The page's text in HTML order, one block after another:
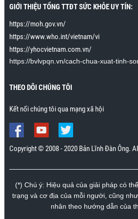
trong bài cách để cho cô ấy lên
dài khoảnh khắc lên đỉnh 15
được tới 15 phút lên đỉnh liên tiếp,
dài tới khoảng 30 giây. Trước đây
kéo dài trong vài giây. Cảm
nhiều.”
GIỚI THIỆU TỔNG TTĐT SỨC KHỎE UY TÍN:
https://moh.gov.vn/
https://www.who.int/vietnam/vi
https://yhocvietnam.com.vn/
https://bvlvpqn.vn/cach-chua-xuat-tinh-
THEO DÕI CHÚNG TÔI
Kết nối chúng tôi qua mạng xã hội
Copyright © 2008 - 2020 Bản Lĩnh Đàn Ông.
(*) Chú ý: Hiệu quả của giải pháp có
trạng và cơ địa của mỗi người, cũng
nhân theo hướng dẫn của